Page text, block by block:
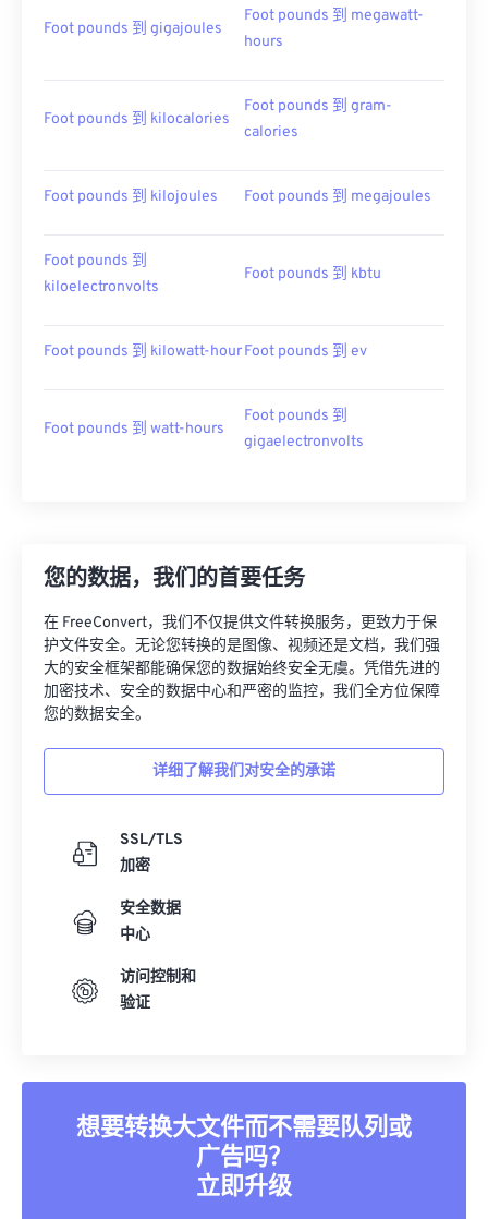
Foot pounds 到 gigajoules
Foot pounds 到 megawatt-
hours
Foot pounds 到 kilocalories
Foot pounds 到 gram-
calories
Foot pounds 到 kilojoules Foot pounds 到 megajoules
Foot pounds 到
kiloelectronvolts
Foot pounds 到 kbtu
Foot pounds 到 kilowatt-hourFoot pounds 到 ev
Foot pounds 到 watt-hours
Foot pounds 到
gigaelectronvolts
您的数据，我们的首要任务
在 FreeConvert，我们不仅提供文件转换服务，更致力于保
护文件安全。无论您转换的是图像、视频还是文档，我们强
大的安全框架都能确保您的数据始终安全无虞。凭借先进的
加密技术、安全的数据中心和严密的监控，我们全方位保障
您的数据安全。
详细了解我们对安全的承诺
SSL/TLS
加密
安全数据
中心
访问控制和
验证
想要转换大文件而不需要队列或
广告吗？
立即升级